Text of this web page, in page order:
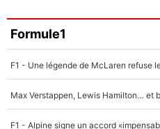
Formule1